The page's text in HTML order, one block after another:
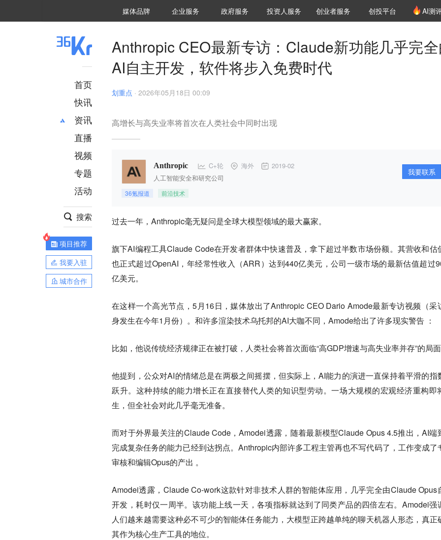
媒体品牌 36Kr研究院
企业服务 城市之窗
政府服务 VClub投资机构库
投资机构职位推介
投资人服务 创投氪堂
创业者服务 创投平台 AI测
首页
快讯
资讯
推荐
财经
项目推荐
安徽
直播
视频
专题
活动
搜索
项目推荐
我要入驻
城市合作
Anthropic CEO最新专访：Claude新功能几乎完
AI自主开发，软件将步入免费时代
划重点 · 2026年05月18日 00:09
高增长与高失业率将首次在人类社会中同时出现
Anthropic C+轮 海外 2019-02
人工智能安全和研究公司
36氪报道 前沿技术
我要联系
过去一年，Anthropic毫无疑问是全球大模型领域的最大赢家。
旗下AI编程工具Claude Code在开发者群体中快速普及，拿下超过半数市场份额。其营收和估
也正式超过OpenAI，年经常性收入（ARR）达到440亿美元，公司一级市场的最新估值超过
亿美元。
在这样一个高光节点，5月16日，媒体放出了Anthropic CEO Dario Amode最新专访视频（采
身发生在今年1月份）。和许多渲染技术乌托邦的AI大咖不同，Amode给出了许多现实警告 ：
比如，他说传统经济规律正在被打破，人类社会将首次面临“高GDP增速与高失业率并存”的局面
他提到，公众对AI的情绪总是在两极之间摇摆，但实际上，AI能力的演进一直保持着平滑的指
跃升。这种持续的能力增长正在直接替代人类的知识型劳动。一场大规模的宏观经济重构即
生，但全社会对此几乎毫无准备。
而对于外界最关注的Claude Code，Amodei透露，随着最新模型Claude Opus 4.5推出，AI端
完成复杂任务的能力已经到达拐点。Anthropic内部许多工程主管再也不写代码了，工作变成了
审核和编辑Opus的产出 。
Amodei透露，Claude Co-work这款针对非技术人群的智能体应用，几乎完全由Claude Opus
开发，耗时仅一周半。该功能上线一天，各项指标就达到了同类产品的四倍左右。Amodei强
人们越来越需要这种必不可少的智能体任务能力，大模型正跨越单纯的聊天机器人形态，真正
其作为核心生产工具的地位。